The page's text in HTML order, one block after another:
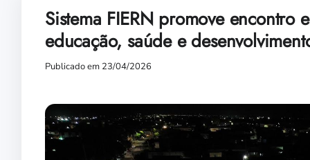
Sistema FIERN promove encontro
educação, saúde e
Publicado em 23/04/2026